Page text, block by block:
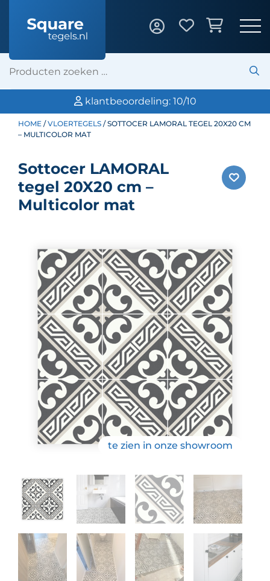
Professionele legservice door ons eigen
HOME /VLOERTEGELS / SOTTOCER LAMORAL TEGEL 20X20 CM
– MULTICOLOR MAT
Sottocer LAMORAL
tegel 20X20 cm –
Multicolor mat
te zien in onze showroom